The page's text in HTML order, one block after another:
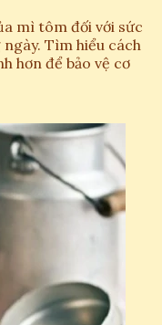
mì tôm đối với sức
ngày. Tìm hiểu cách
hơn để bảo vệ cơ